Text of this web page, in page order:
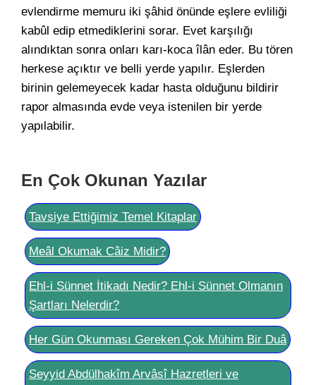
evlendirme memuru iki şâhid önünde eşlere evliliği
kabûl edip etmediklerini sorar. Evet karşılığı
alındıktan sonra onları karı-koca îlân eder. Bu tören
herkese açıktır ve belli yerde yapılır. Eşlerden
birinin gelemeyecek kadar hasta olduğunu bildirir
rapor almasında evde veya istenilen bir yerde
yapılabilir.
En Çok Okunan Yazılar
Tavsiye Ettiğimiz Temel Kitaplar
Meâl Okumak Câiz Midir?
Ehl-i Sünnet İtikadı Nedir? Ehl-i Sünnet Olmanın
Şartları Nelerdir?
Her Gün Okunması Gereken Çok Mühim Bir Duâ
Seyyid Abdülhakîm Arvâsî Hazretleri ve